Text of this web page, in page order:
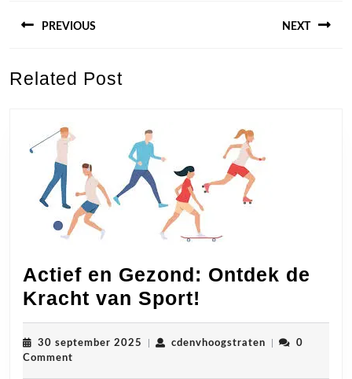
PREVIOUS
post:
NEXT
Related Post
Actief en Gezond: Ontdek de
Kracht van Sport!
en
Gezond:
30 september 2025 30
cdenvhoogstraten
0
Comment